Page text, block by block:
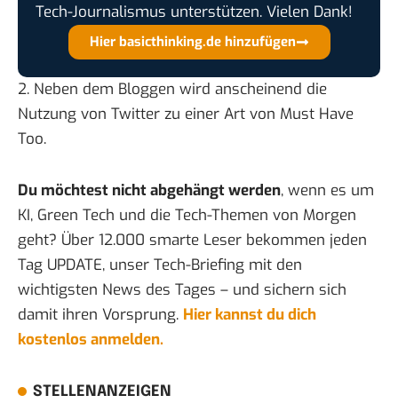
Tech-Journalismus unterstützen. Vielen Dank!
Hier basicthinking.de hinzufügen
2. Neben dem Bloggen wird anscheinend die
Nutzung von Twitter zu einer Art von Must Have
Too.
Du möchtest nicht abgehängt werden, wenn es um
KI, Green Tech und die Tech-Themen von Morgen
geht? Über 12.000 smarte Leser bekommen jeden
Tag UPDATE, unser Tech-Briefing mit den
wichtigsten News des Tages – und sichern sich
damit ihren Vorsprung. Hier kannst du dich
kostenlos anmelden.
STELLENANZEIGEN